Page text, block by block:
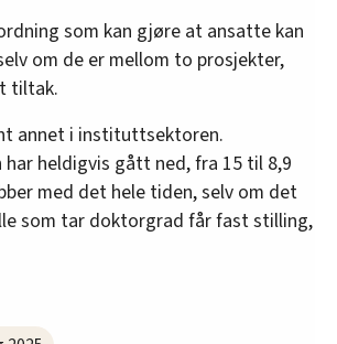
som kan gjøre at ansatte kan
om de er mellom to prosjekter,
tiltak.
annet i instituttsektoren.
heldigvis gått ned, fra 15 til 8,9
med det hele tiden, selv om det
som tar doktorgrad får fast stilling,